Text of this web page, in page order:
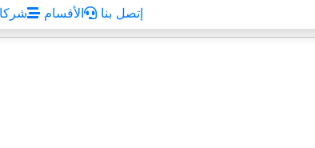
الأقسام إتصل بنا